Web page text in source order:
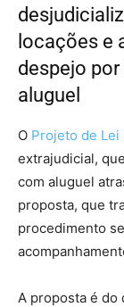
locações e
despejo
aluguel
O Projeto de
extrajudicial,
com aluguel
proposta, que
procedimento
A proposta é do